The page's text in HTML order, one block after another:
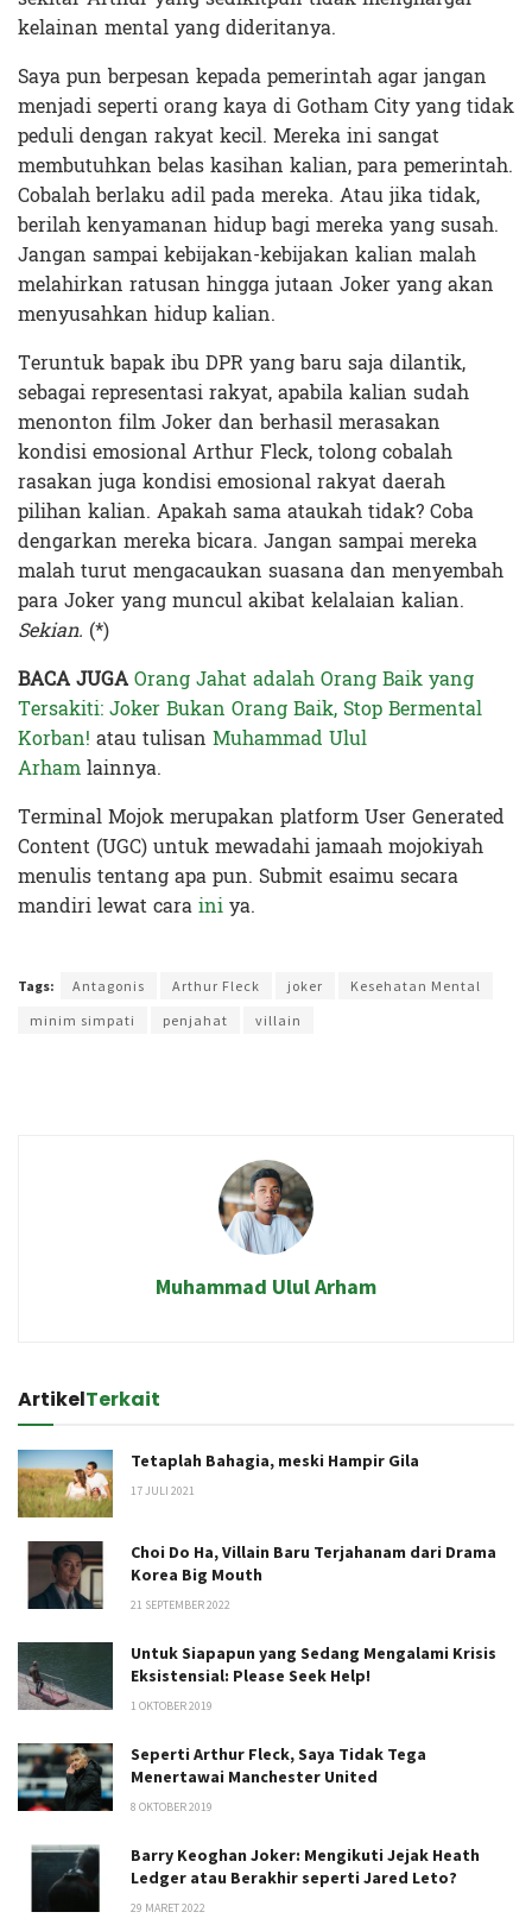
kelainan mental yang dideritanya.
Saya pun berpesan kepada pemerintah agar jangan
menjadi seperti orang kaya di Gotham City yang tidak
peduli dengan rakyat kecil. Mereka ini sangat
membutuhkan belas kasihan kalian, para pemerintah.
Cobalah berlaku adil pada mereka. Atau jika tidak,
berilah kenyamanan hidup bagi mereka yang susah.
Jangan sampai kebijakan-kebijakan kalian malah
melahirkan ratusan hingga jutaan Joker yang akan
menyusahkan hidup kalian.
Teruntuk bapak ibu DPR yang baru saja dilantik,
sebagai representasi rakyat, apabila kalian sudah
menonton film Joker dan berhasil merasakan
kondisi emosional Arthur Fleck, tolong cobalah
rasakan juga kondisi emosional rakyat daerah
pilihan kalian. Apakah sama ataukah tidak? Coba
dengarkan mereka bicara. Jangan sampai mereka
malah turut mengacaukan suasana dan menyembah
para Joker yang muncul akibat kelalaian kalian.
Sekian. (*)
BACA JUGAOrang Jahat adalah Orang Baik yang
Tersakiti: Joker Bukan Orang Baik, Stop Bermental
Korban! atau tulisan Muhammad Ulul
Arhamlainnya.
Terminal Mojok merupakan platform User Generated
Content (UGC) untuk mewadahi jamaah mojokiyah
menulis tentang apa pun. Submit esaimu secara
mandiri lewat carainiya.
Tags: Antagonis Arthur Fleck joker
Kesehatan Mental
minim simpati
penjahat villain
Muhammad Ulul Arham
ArtikelTerkait
Tetaplah Bahagia, meski Hampir Gila
17 JULI 2021
Choi Do Ha, Villain Baru Terjahanam dari Drama
Korea Big Mouth
21 SEPTEMBER 2022
Untuk Siapapun yang Sedang Mengalami Krisis
Eksistensial: Please Seek Help!
1 OKTOBER 2019
Seperti Arthur Fleck, Saya Tidak Tega
Menertawai Manchester United
8 OKTOBER 2019
Barry Keoghan Joker: Mengikuti Jejak Heath
Ledger atau Berakhir seperti Jared Leto?
29 MARET 2022